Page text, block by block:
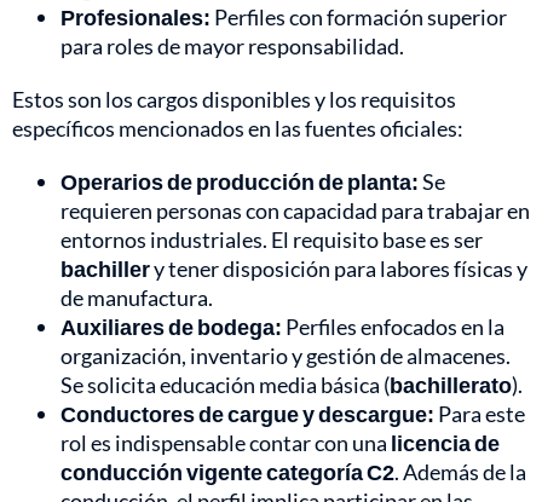
Profesionales: Perfiles con formación superior
para roles de mayor responsabilidad.
Estos son los cargos disponibles y los requisitos
específicos mencionados en las fuentes oficiales:
Operarios de producción de planta:Se
requieren personas con capacidad para trabajar en
entornos industriales. El requisito base es ser
bachillery tener disposición para labores físicas y
de manufactura.
Auxiliares de bodega: Perfiles enfocados en la
organización, inventario y gestión de almacenes.
Se solicita educación media básica (bachillerato).
Conductores de cargue y descargue: Para este
rol es indispensable contar con una licencia de
conducción vigente categoría C2. Además de la